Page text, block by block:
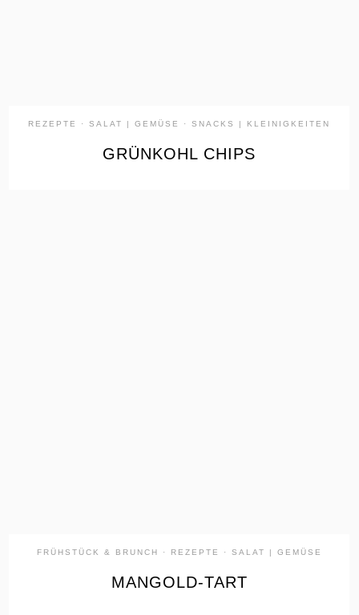
REZEPTE ·SALAT | GEMÜSE ·SNACKS | KLEINIGKEITEN
GRÜNKOHL CHIPS
FRÜHSTÜCK & BRUNCH · REZEPTE · SALAT | GEMÜSE
MANGOLD-TART